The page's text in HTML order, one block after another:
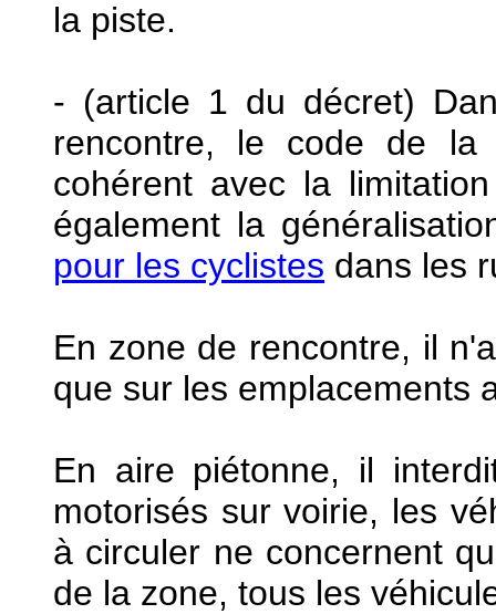
la piste.
- (article 1 du décret)
rencontre, le code de la
cohérent avec la
également la
pour les cyclistes dans les
En zone de rencontre, il
que sur les emplacements
En aire piétonne, il
motorisés sur voirie, les
à circuler ne concernent
de la zone, tous les